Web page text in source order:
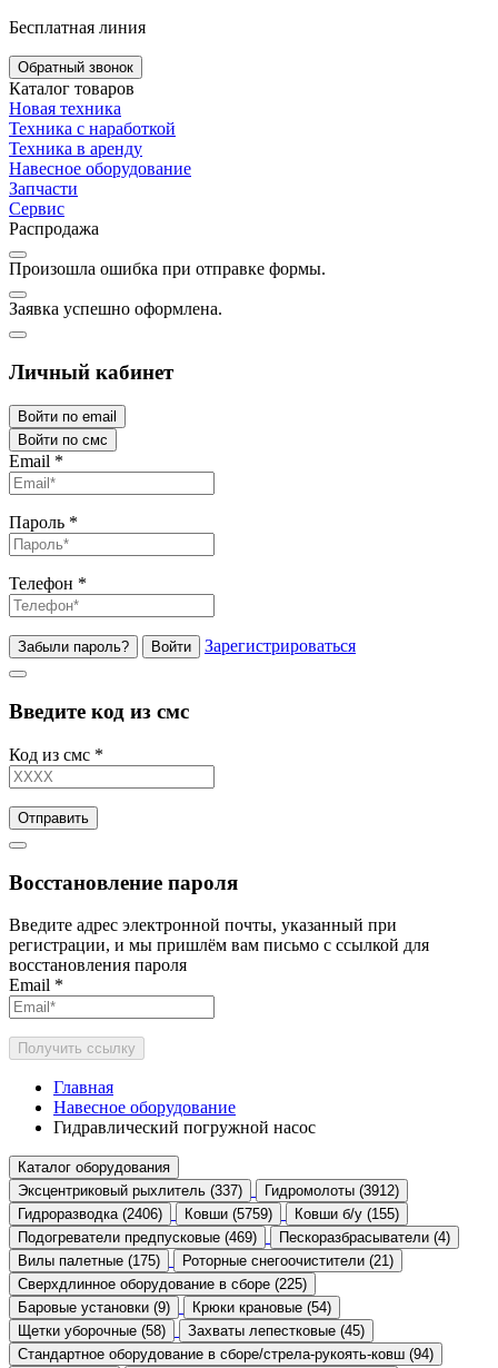
Бесплатная линия
Обратный звонок
Каталог товаров
Новая техника
Техника с наработкой
Техника в аренду
Навесное оборудование
Запчасти
Сервис
Распродажа
Произошла ошибка при отправке формы.
Заявка успешно оформлена.
Личный кабинет
Войти по email
Войти по смс
Email *
Пароль *
Телефон *
Забыли пароль? Войти Зарегистрироваться
Введите код из смс
Код из смс *
Отправить
Восстановление пароля
Введите адрес электронной почты, указанный при
регистрации, и мы пришлём вам письмо с ссылкой для
восстановления пароля
Email *
Получить ссылку
Главная
Навесное оборудование
Гидравлический погружной насос
Каталог оборудования
Эксцентриковый рыхлитель (337)
Гидромолоты (3912)
Гидроразводка (2406)
Ковши (5759)
Ковши б/у (155)
Подогреватели предпусковые (469)
Пескоразбрасыватели (4)
Вилы палетные (175)
Роторные снегоочистители (21)
Сверхдлинное оборудование в сборе (225)
Баровые установки (9)
Крюки крановые (54)
Щетки уборочные (58)
Захваты лепестковые (45)
Стандартное оборудование в сборе/стрела-рукоять-ковш (94)